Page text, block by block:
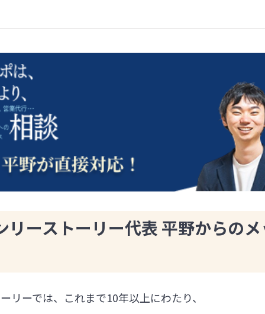
リーストーリー代表 平野からの
リーでは、これまで10年以上にわたり、